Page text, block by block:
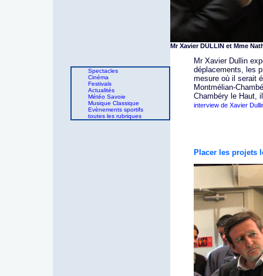
Spectacles
Cinéma
Festivals
Actualités
Météo Savoie
Musique Classique
Evènements sportifs
toutes les rubriques
Mr Xavier DULLIN et Mme
Mr Xavier Dullin
déplacements, les
mesure où il serait
Montmélian-
Chambéry le Haut,
interview de Xavier
Placer les projets